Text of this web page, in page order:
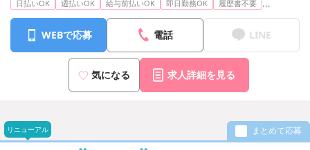
日払いOK 週払いOK 給与前払いOK 即日勤務OK 履歴書不要 ...
WEBで応募 電話 LINE
気になる 求人詳細を見る
リニューアル まとめて応募